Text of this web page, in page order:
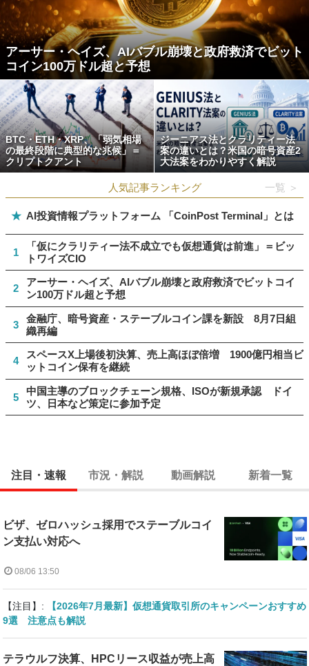
アーサー・ヘイズ、AIバブル崩壊と政府救済でビット
コイン100万ドル超と予想
BTC・ETH・XRP、「弱気相場
の最終段階に典型的な兆候」＝
クリプトクアント
ジーニアス法とクラリティー法
案の違いとは？米国の暗号資産2
大法案をわかりやすく解説
人気記事ランキング 一覧 ＞
★ AI投資情報プラットフォーム 「CoinPost Terminal」とは
1
「仮にクラリティー法不成立でも仮想通貨は前進」＝ビッ
トワイズCIO
2
アーサー・ヘイズ、AIバブル崩壊と政府救済でビットコイ
ン100万ドル超と予想
3
金融庁、暗号資産・ステーブルコイン課を新設 8月7日組
織再編
4
スペースX上場後初決算、売上高ほぼ倍増 1900億円相当ビ
ットコイン保有を継続
5
中国主導のブロックチェーン規格、ISOが新規承認 ドイ
ツ、日本など策定に参加予定
注目・速報 市況・解説 動画解説 新着一覧
ビザ、ゼロハッシュ採用でステーブルコイ
ン支払い対応へ
08/06 13:50
【注目】:
【2026年7月最新】仮想通貨取引所のキャンペーンおすすめ
9選 注意点も解説
テラウルフ決算、HPCリース収益が売上高